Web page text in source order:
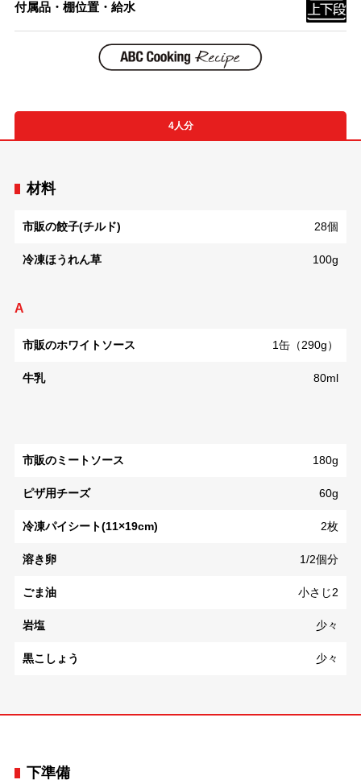
付属品・棚位置・給水
4人分
材料
市販の餃子(チルド) 28個
冷凍ほうれん草 100g
A
市販のホワイトソース 1缶（290g）
牛乳 80ml
市販のミートソース 180g
ピザ用チーズ 60g
冷凍パイシート(11×19cm) 2枚
溶き卵 1/2個分
ごま油 小さじ2
岩塩 少々
黒こしょう 少々
下準備